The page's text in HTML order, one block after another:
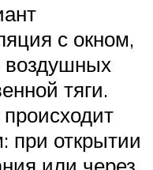
с окном,
воздушных
тяги.
при открытии